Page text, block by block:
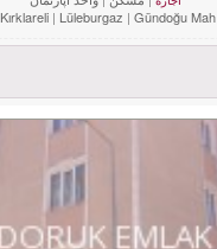
Kırklareli
Lüleburgaz
Gündoğu Mah.